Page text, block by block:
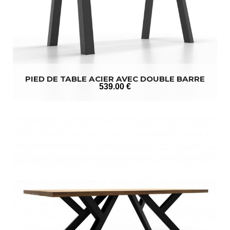
PIED DE TABLE ACIER AVEC DOUBLE BARRE
539.00 €